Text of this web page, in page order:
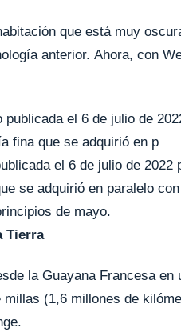
que está muy
anterior. Ahora, con
el 6 de julio de
se adquirió en paralelo
de mayo.
Tierra
la Guayana Francesa
(1,6 millones de